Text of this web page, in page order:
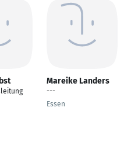
Mareike Landers
---
Essen